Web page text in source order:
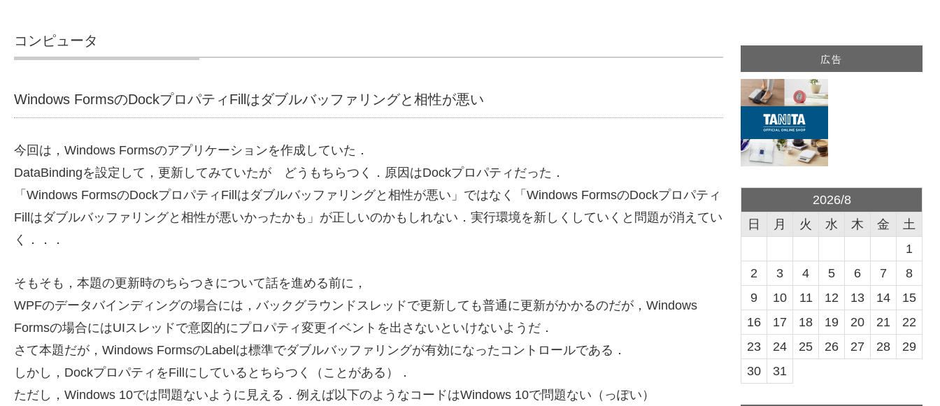
コンピュータ
Windows FormsのDockプロパティFillはダブルバッファリングと相性が悪い
今回は，Windows Formsのアプリケーションを作成していた．
DataBindingを設定して，更新してみていたが どうもちらつく．原因はDockプロパティだった．
「Windows FormsのDockプロパティFillはダブルバッファリングと相性が悪い」ではなく「Windows FormsのDockプロパティ
Fillはダブルバッファリングと相性が悪いかったかも」が正しいのかもしれない．実行環境を新しくしていくと問題が消えてい
く．．．
そもそも，本題の更新時のちらつきについて話を進める前に，
WPFのデータバインディングの場合には，バックグラウンドスレッドで更新しても普通に更新がかかるのだが，Windows
Formsの場合にはUIスレッドで意図的にプロパティ変更イベントを出さないといけないようだ．
さて本題だが，Windows FormsのLabelは標準でダブルバッファリングが有効になったコントロールである．
しかし，DockプロパティをFillにしているとちらつく（ことがある）．
ただし，Windows 10では問題ないように見える．例えば以下のようなコードはWindows 10で問題ない（っぽい）
広告
2026/8
日
月 火 水 木 金
土
1
2
3 4 5 6 7
8
9
10 11 12 13 14
15
16
17 18 19 20 21
22
23
24 25 26 27 28
29
30
31